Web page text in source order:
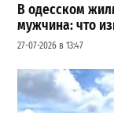
В одесском
мужчина: что
27-07-2026 в 13:47